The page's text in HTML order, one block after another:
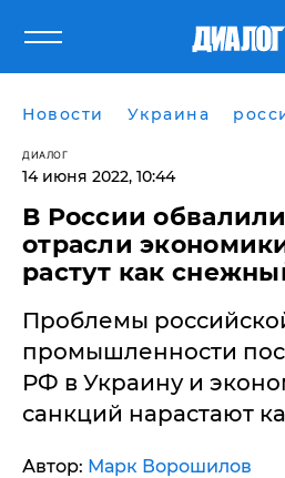
Новости Украина
ДИАЛОГ
14 июня 2022, 10:44
В России
отрасли
растут как
Проблемы
промышленности
РФ в Украину и
санкций нарастают
Автор: Марк Ворошилов